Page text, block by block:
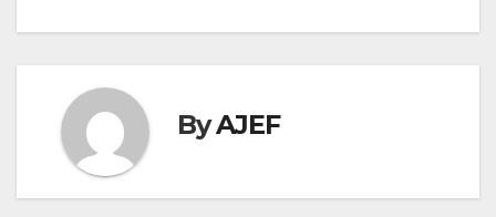
ByAJEF